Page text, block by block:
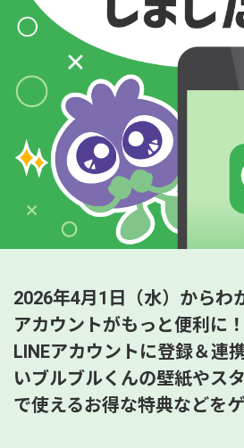
2026年4月1日（水）からわ
アカウントがもっと便利に！
LINEアカウントに登録＆連
いブルブルくんの壁紙やスタ
で使えるお得な特典などを